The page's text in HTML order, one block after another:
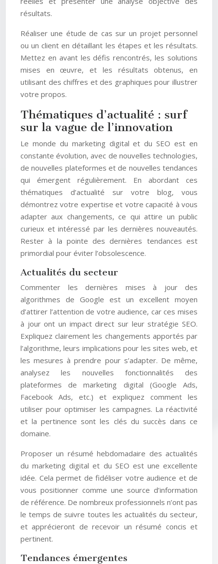
résultats.
Réaliser une étude de cas sur un projet personnel
ou un client en détaillant les étapes et les résultats.
Mettez en avant les défis rencontrés, les solutions
mises en œuvre, et les résultats obtenus, en
utilisant des chiffres et des graphiques pour illustrer
votre propos.
Thématiques d’actualité : surf
sur la vague de l’innovation
Le monde du marketing digital et du SEO est en
constante évolution, avec de nouvelles technologies,
de nouvelles plateformes et de nouvelles tendances
qui émergent régulièrement. En abordant ces
thématiques d’actualité sur votre blog, vous
démontrez votre expertise et votre capacité à vous
adapter aux changements, ce qui attire un public
curieux et intéressé par les dernières nouveautés.
Rester à la pointe des dernières tendances est
primordial pour éviter l’obsolescence.
Actualités du secteur
Commenter les dernières mises à jour des
algorithmes de Google est un excellent moyen
d’attirer l’attention de votre audience, car ces mises
à jour ont un impact direct sur leur stratégie SEO.
Expliquez clairement les changements apportés par
l’algorithme, leurs implications pour les sites web, et
les mesures à prendre pour s’adapter. De même,
analysez les nouvelles fonctionnalités des
plateformes de marketing digital (Google Ads,
Facebook Ads, etc.) et expliquez comment les
utiliser pour optimiser les campagnes. La réactivité
et la pertinence sont les clés du succès dans ce
domaine.
Proposer un résumé hebdomadaire des actualités
du marketing digital et du SEO est une excellente
idée. Cela permet de fidéliser votre audience et de
vous positionner comme une source d’information
de référence. De nombreux professionnels n’ont pas
le temps de suivre toutes les actualités du secteur,
et apprécieront de recevoir un résumé concis et
pertinent.
Tendances émergentes